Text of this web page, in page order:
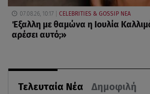
Τελευταία Νέα Δημοφιλή
07.08.26, 10:17 CELEBRITIES & GOSSIP ΝΕΑ
Έξαλλη με θαμώνα η Ιουλία
αρέσει αυτό;»